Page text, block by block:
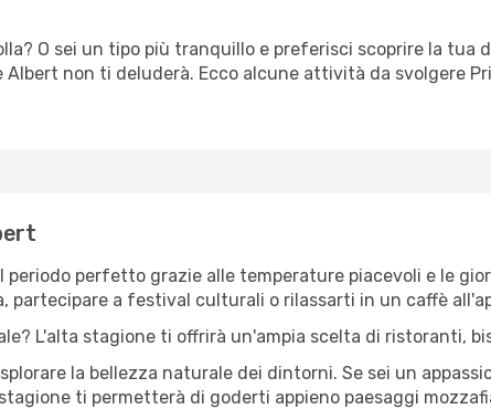
O sei un tipo più tranquillo e preferisci scoprire la tua
non ti deluderà. Ecco alcune attività da svolgere
perfetto grazie alle temperature piacevoli e le
a festival culturali o rilassarti in un caffè
L'alta stagione ti offrirà un'ampia scelta di ristoranti,
la bellezza naturale dei dintorni. Se sei un
ti permetterà di goderti appieno paesaggi